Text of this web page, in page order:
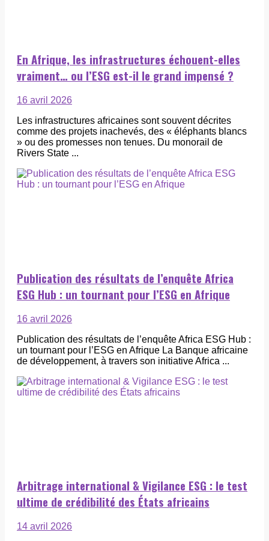
En Afrique, les infrastructures échouent-elles
vraiment… ou l’ESG est-il le grand impensé ?
16 avril 2026
Les infrastructures africaines sont souvent décrites
comme des projets inachevés, des « éléphants blancs
» ou des promesses non tenues. Du monorail de
Rivers State ...
Publication des résultats de l’enquête Africa
ESG Hub : un tournant pour l’ESG en Afrique
16 avril 2026
Publication des résultats de l’enquête Africa ESG Hub :
un tournant pour l’ESG en Afrique La Banque africaine
de développement, à travers son initiative Africa ...
Arbitrage international & Vigilance ESG : le test
ultime de crédibilité des États africains
14 avril 2026